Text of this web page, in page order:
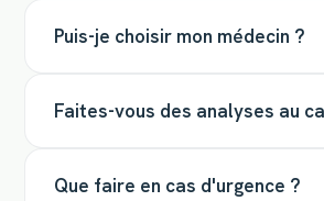
Puis-je choisir mon médecin ?
Faites-vous des analyses au
Que faire en cas d'urgence ?